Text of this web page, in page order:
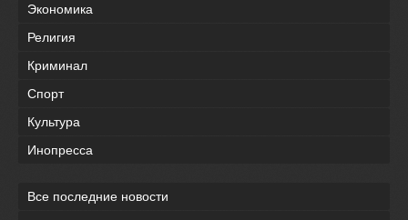
Экономика
Религия
Криминал
Спорт
Культура
Инопресса
Все последние новости